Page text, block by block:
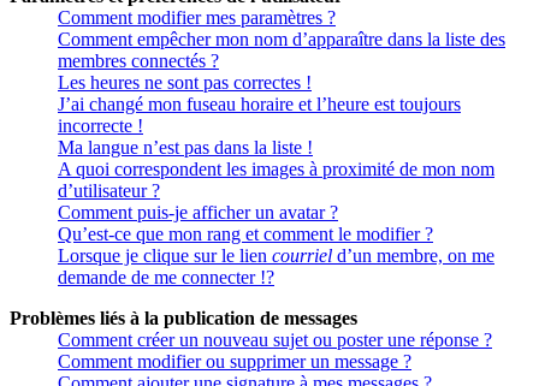
Comment modifier mes paramètres ?
Comment empêcher mon nom d’apparaître dans la liste des
membres connectés ?
Les heures ne sont pas correctes !
J’ai changé mon fuseau horaire et l’heure est toujours
incorrecte !
Ma langue n’est pas dans la liste !
A quoi correspondent les images à proximité de mon nom
d’utilisateur ?
Comment puis-je afficher un avatar ?
Qu’est-ce que mon rang et comment le modifier ?
Lorsque je clique sur le lien courriel d’un membre, on me
demande de me connecter !?
Problèmes liés à la publication de messages
Comment créer un nouveau sujet ou poster une réponse ?
Comment modifier ou supprimer un message ?